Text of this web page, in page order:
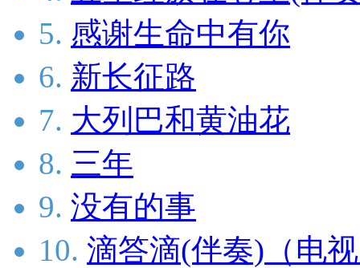
5. 感谢生命中有你
6. 新长征路
7. 大列巴和黄油花
8. 三年
9. 没有的事
10. 滴答滴(伴奏)（电